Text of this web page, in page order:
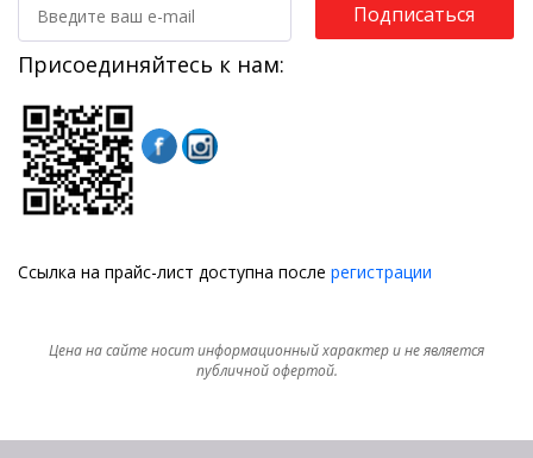
Подписаться
Присоединяйтесь к нам:
Ссылка на прайс-лист доступна после регистрации
Цена на сайте носит информационный характер и не является
публичной офертой.